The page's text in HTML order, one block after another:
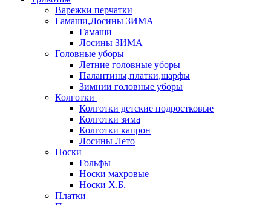
Варежки перчатки
Гамаши,Лосины ЗИМА
Гамаши
Лосины ЗИМА
Головные уборы
Летние головные уборы
Палантины,платки,шарфы
Зимнии головные уборы
Колготки
Колготки детские подростковые
Колготки зима
Колготки капрон
Лосины Лето
Носки
Гольфы
Носки махровые
Носки Х.Б.
Платки